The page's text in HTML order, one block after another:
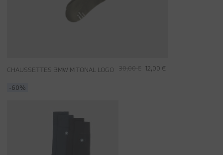
30,00 € 12,00 €
CHAUSSETTES BMW M TONAL LOGO
-60%